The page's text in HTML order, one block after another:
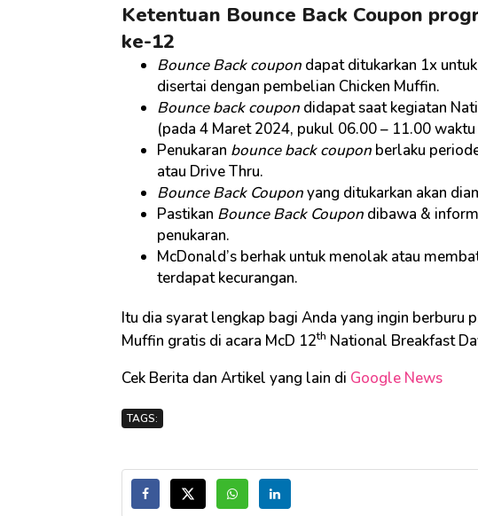
Ketentuan Bounce Back Coupon
ke-12
Bounce Back coupon dapat ditukarkan 1x
disertai dengan pembelian Chicken Muffin.
Bounce back coupon didapat saat kegiatan
(pada 4 Maret 2024, pukul 06.00 – 11.00
Penukaran bounce back coupon berlaku
atau Drive Thru.
Bounce Back Couponyang ditukarkan akan
Pastikan Bounce Back Coupon dibawa &
penukaran.
McDonald’s berhak untuk menolak atau
terdapat kecurangan.
Itu dia syarat lengkap bagi Anda yang ingin berburu
Muffin gratis di acara McD 12th National Breakfast
Cek Berita dan Artikel yang lain di Google News
TAGS: